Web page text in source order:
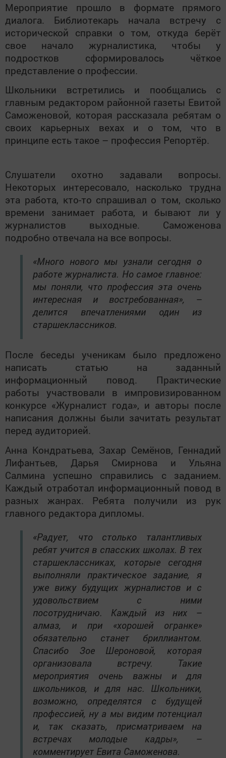
Мероприятие прошло в формате прямого
диалога. Библиотекарь начала встречу с
исторической справки о том, откуда берёт
свое начало журналистика, чтобы у
подростков сформировалось чёткое
представление о профессии.
Школьники встретились и пообщались с
главным редактором районной газеты Евитой
Саможеновой, которая рассказала ребятам о
своих карьерных вехах и о том, что в
принципе есть такое – профессия Репортёр.
Слушатели охотно задавали вопросы.
Некоторых интересовало, насколько трудна
эта работа, кто-то спрашивал о том, сколько
времени занимает работа, и бывают ли у
журналистов выходные. Саможенова
подробно отвечала на все вопросы.
«Много нового мы узнали сегодня о
работе журналиста. Но самое главное:
мы поняли, что профессия эта очень
интересная и востребованная», –
делится впечатлениями один из
старшеклассников.
После беседы ученикам было предложено
написать статью на заданный
информационный повод. Практические
работы участвовали в импровизированном
конкурсе «Журналист года», и авторы после
написания должны были зачитать результат
перед аудиторией.
Анна Кондратьева, Захар Семёнов, Геннадий
Лифантьев, Дарья Смирнова и Ульяна
Салмина успешно справились с заданием.
Каждый отработал информационный повод в
разных жанрах. Ребята получили из рук
главного редактора дипломы.
«Радует, что столько талантливых
ребят учится в спасских школах. В тех
старшеклассниках, которые сегодня
выполняли практическое задание, я
уже вижу будущих журналистов и с
удовольствием с ними
посотрудничаю. Каждый из них –
алмаз, и при «хорошей огранке»
обязательно станет бриллиантом.
Спасибо Зое Шероновой, которая
организовала встречу. Такие
мероприятия очень важны и для
школьников, и для нас. Школьники,
возможно, определятся с будущей
профессией, ну а мы видим потенциал
и, так сказать, присматриваем на
встречах молодые кадры», –
комментирует Евита Саможенова.